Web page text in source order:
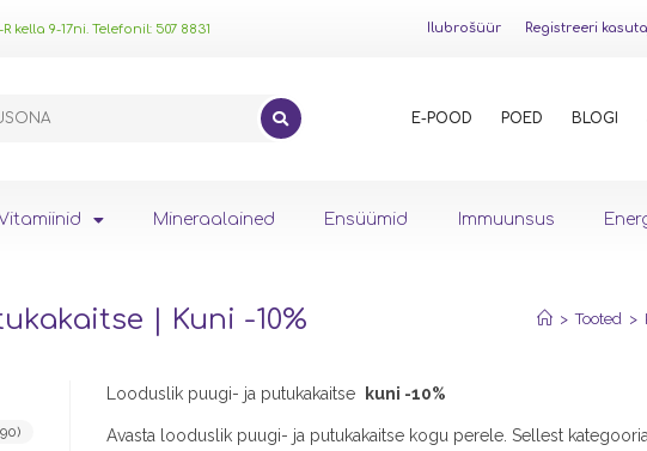
9-17ni. Telefonil: 507 8831 Ilubrošüür Registreeri
E-POOD POED BLOGI
Mineraalained Ensüümid Immuunsus
| Kuni -10% > Tooted >
Looduslik puugi- ja putukakaitse kuni -10%
Avasta looduslik puugi- ja putukakaitse kogu perele. Sellest